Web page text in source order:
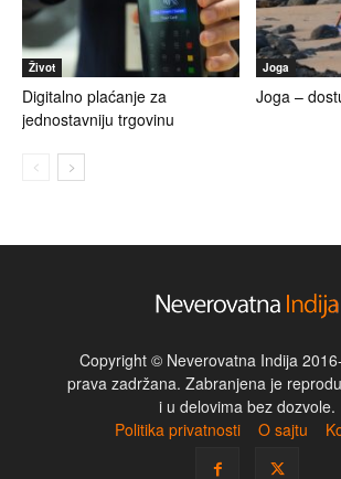
Život
Digitalno plaćanje za
jednostavniju trgovinu
Joga
Joga –
Copyright © Neverovatna Indija
prava zadržana. Zabranjena je
i u delovima bez dozvole.
Politika privatnosti
O sajtu